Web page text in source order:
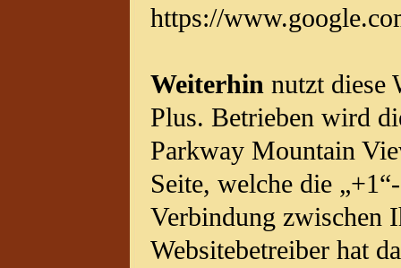
https://
Weiterhin nutzt diese
Plus. Betrieben wird
Parkway Mountain
Seite, welche die
Verbindung zwischen
Websitebetreiber hat